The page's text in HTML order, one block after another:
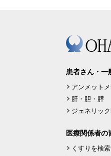
患者さん・一
アンメット
肝・胆・膵
ジェネリッ
医療関係者の
くすりを検